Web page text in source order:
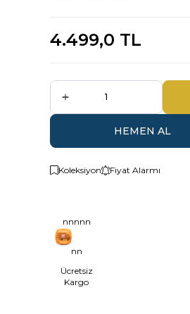
4.499,0 TL
HEMEN AL
Koleksiyon Fiyat Alarmı
nnnnn
nn
Ücretsiz
Kargo